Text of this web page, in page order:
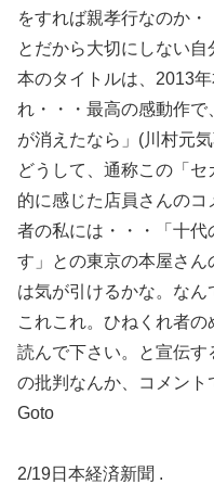
をすれば親孝行なのか
とだから大切にしない自
本のタイトルは、2013
れ・・・最高の感動作
が消えたなら」(川村元
どうして、通称この「
的に感じた店員さんの
者の私には・・・「十
す」との東京の本屋さん
は気が引けるかな。なん
これこれ。ひねくれ者
読んで下さい。と宣伝
の批判なんか、コメント
Goto
2/19日本経済新聞 .